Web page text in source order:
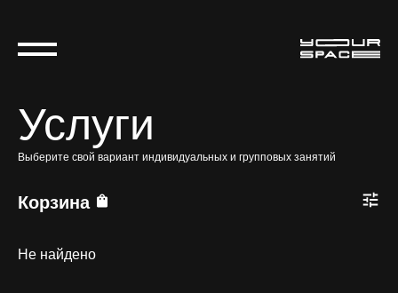
Услуги
Выберите свой вариант индивидуальных и групповых занятий
Корзина
Не найдено